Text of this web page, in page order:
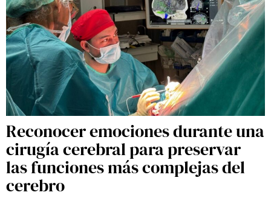
Reconocer emociones durante una
cirugía cerebral para preservar
las funciones más complejas del
cerebro